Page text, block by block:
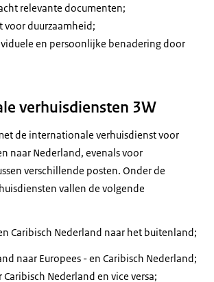
relevante documenten;
voor duurzaamheid;
en persoonlijke benadering door
verhuisdiensten 3W
de internationale verhuisdienst voor
naar Nederland, evenals voor
verschillende posten. Onder de
vallen de volgende
Caribisch Nederland naar het buitenland;
naar Europees - en Caribisch Nederland;
Caribisch Nederland en vice versa;